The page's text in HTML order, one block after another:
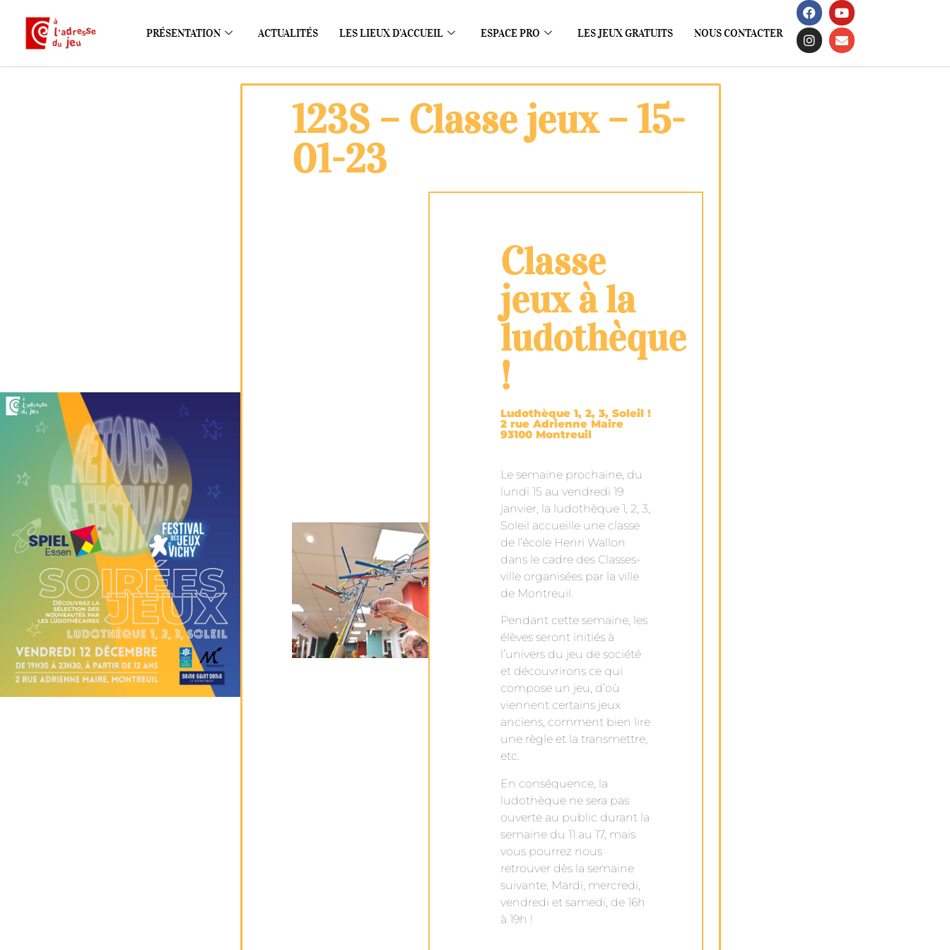
PRÉSENTATION ACTUALITÉS LES LIEUX D’ACCUEIL ESPACE PRO LES JEUX GRATUITS NOUS CONTACTER
123S – Classe jeux – 15-
01-23
Classe
jeux à la
ludothèque
!
Ludothèque 1, 2, 3, Soleil !
2 rue Adrienne Maire
93100 Montreuil
Le semaine prochaine, du
lundi 15 au vendredi 19
janvier, la ludothèque 1, 2, 3,
Soleil accueille une classe
de l’école Henri Wallon
dans le cadre des Classes-
ville organisées par la ville
de Montreuil.
Pendant cette semaine, les
élèves seront initiés à
l’univers du jeu de société
et découvrirons ce qui
compose un jeu, d’où
viennent certains jeux
anciens, comment bien lire
une règle et la transmettre,
etc.
En conséquence, la
ludothèque ne sera pas
ouverte au public durant la
semaine du 11 au 17, mais
vous pourrez nous
retrouver dès la semaine
suivante, Mardi, mercredi,
vendredi et samedi, de 16h
à 19h !